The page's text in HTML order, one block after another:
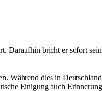
bricht er sofort
Während dies in
Einigung auch